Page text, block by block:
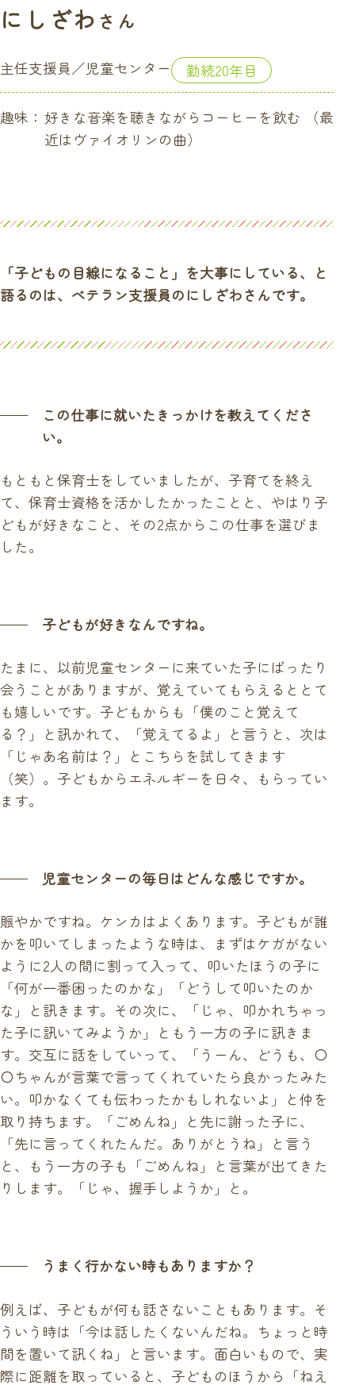
にしざわ さん
主任支援員／児童センター 勤続20年目
趣味： 好きな音楽を聴きながらコーヒーを飲む （最
近はヴァイオリンの曲）
「子どもの目線になること」を大事にしている、と
語るのは、べテラン支援員のにしざわさんです。
この仕事に就いたきっかけを教えてくださ
い。
もともと保育士をしていましたが、子育てを終え
て、保育士資格を活かしたかったことと、やはり子
どもが好きなこと、その2点からこの仕事を選びま
した。
子どもが好きなんですね。
たまに、以前児童センターに来ていた子にばったり
会うことがありますが、覚えていてもらえるととて
も嬉しいです。子どもからも「僕のこと覚えて
る？」と訊かれて、「覚えてるよ」と言うと、次は
「じゃあ名前は？」とこちらを試してきます
（笑）。子どもからエネルギーを日々、もらってい
ます。
児童センターの毎日はどんな感じですか。
賑やかですね。ケンカはよくあります。子どもが誰
かを叩いてしまったような時は、まずはケガがない
ように2人の間に割って入って、叩いたほうの子に
「何が一番困ったのかな」「どうして叩いたのか
な」と訊きます。その次に、「じゃ、叩かれちゃっ
た子に訊いてみようか」ともう一方の子に訊きま
す。交互に話をしていって、「うーん、どうも、〇
〇ちゃんが言葉で言ってくれていたら良かったみた
い。叩かなくても伝わったかもしれないよ」と仲を
取り持ちます。「ごめんね」と先に謝った子に、
「先に言ってくれたんだ。ありがとうね」と言う
と、もう一方の子も「ごめんね」と言葉が出てきた
りします。「じゃ、握手しようか」と。
うまく行かない時もありますか？
例えば、子どもが何も話さないこともあります。そ
ういう時は「今は話したくないんだね。ちょっと時
間を置いて訊くね」と言います。面白いもので、実
際に距離を取っていると、子どものほうから「ねえ